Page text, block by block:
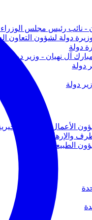
- نائب رئيس مجلس الوزراء
دولة لشؤون التعاون
دولة
آل نهيان - وزير دولة
دولة
دولة
الأعمال والأعمال
والإرهاب
الطبيعة